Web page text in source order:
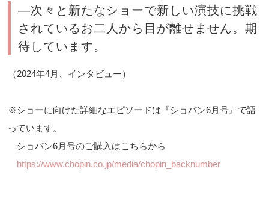
―次々と新たなショーで新しい演技に挑戦
されているお二人から目が離せません。期
待しています。
（2024年4月、インタビュー）
※ショーに向けた詳細なエピソードは『ショパン6月号』で語
っています。
ショパン6月号のご購入はこちらから
https://www.chopin.co.jp/media/chopin_backnumber